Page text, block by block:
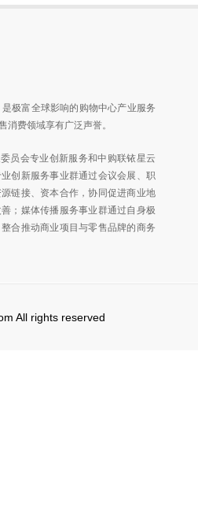
极富全球影响的购物中心产业服务
消费领域享有广泛声誉。
员会专业创新服务和中购联铱星云
创新服务事业群通过会议会展、职
链接、资本合作，协同促进商业地
；媒体传播服务事业群通过自身极
合推动商业项目与零售品牌的商务
All rights reserved